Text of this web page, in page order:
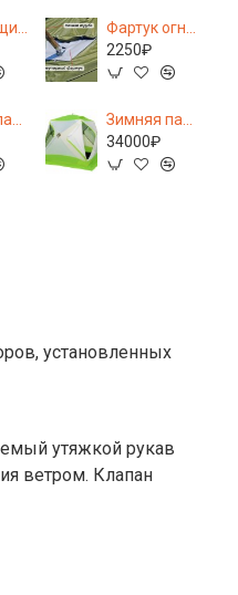
2250₽
34000₽
установленных
утяжкой рукав
ветром. Клапан